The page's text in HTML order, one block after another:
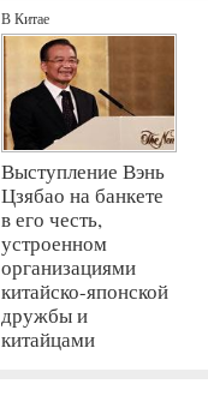
В Китае
Выступление Вэнь
Цзябао на банкете
в его честь,
устроенном
организациями
китайско-японской
дружбы и
китайцами